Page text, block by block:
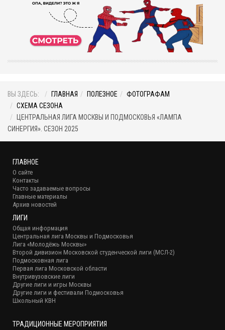
ВЫ ЗДЕСЬ: ГЛАВНАЯ ПОЛЕЗНОЕ
ФОТОГРАФАМ
СХЕМА СЕЗОНА
ЦЕНТРАЛЬНАЯ ЛИГА МОСКВЫ И ПОДМОСКОВЬЯ «ЛАМПА
СИНЕРГИЯ». СЕЗОН 2025
ГЛАВНОЕ
О сайте
Контакты
Часто задаваемые вопросы
Главные материалы
Архив новостей
ЛИГИ
Общая информация
Центральная лига Москвы и Подмосковья
Лига «Молодёжь Москвы»
Второй дивизион Московской студенческой лиги (МСЛ-2)
Подмосковная лига
Первая лига Московской области
Внутривузовские лиги
Другие лиги и игры Москвы
Другие лиги и фестивали Подмосковья
Школьный КВН
ТРАДИЦИОННЫЕ МЕРОПРИЯТИЯ